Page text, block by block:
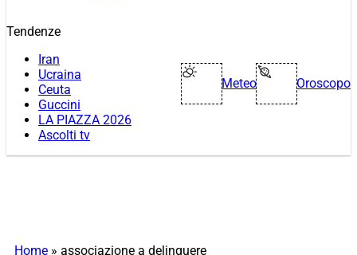
Tendenze
Iran
Ucraina
Ceuta
Guccini
LA PIAZZA 2026
Ascolti tv
Meteo Oroscopo
Home » associazione a delinquere